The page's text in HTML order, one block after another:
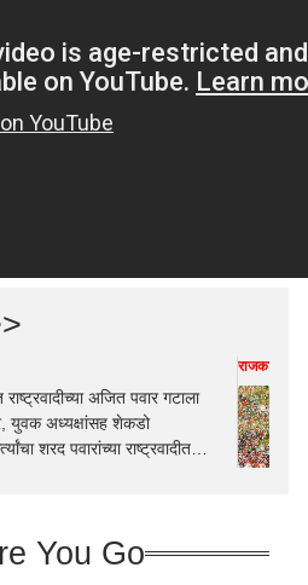
राष्ट्रवादीच्या अजित पवार गटाला
युवक अध्यक्षांसह शेकडो
शरद पवारांच्या राष्ट्रवादीत
राजकारण
You Go